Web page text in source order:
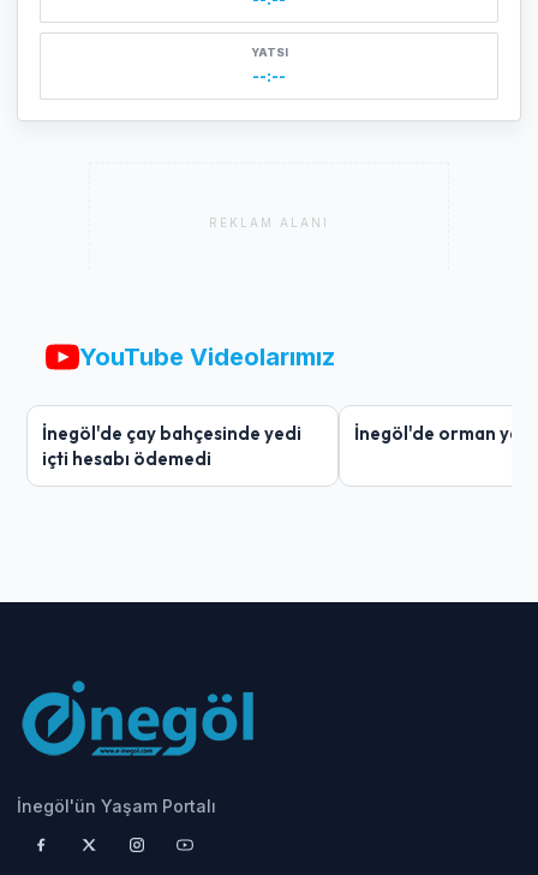
YATSI
--:--
REKLAM ALANI
YouTube Videolarımız
İnegöl'de çay bahçesinde yedi
içti hesabı ödemedi
İnegöl'de orman
İnegöl'ün Yaşam Portalı